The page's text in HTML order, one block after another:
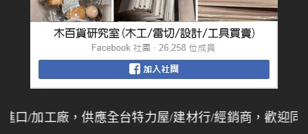
廠，供應全台特力屋/建材行/經銷商，歡迎同業批發